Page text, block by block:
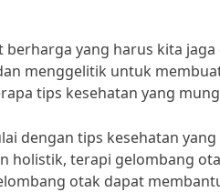
berharga yang harus kita
menggelitik untuk
tips kesehatan yang
dengan tips kesehatan
holistik, terapi gelombang
otak dapat